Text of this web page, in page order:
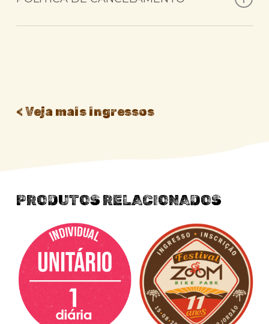
< Veja mais ingressos
PRODUTOS RELACIONADOS